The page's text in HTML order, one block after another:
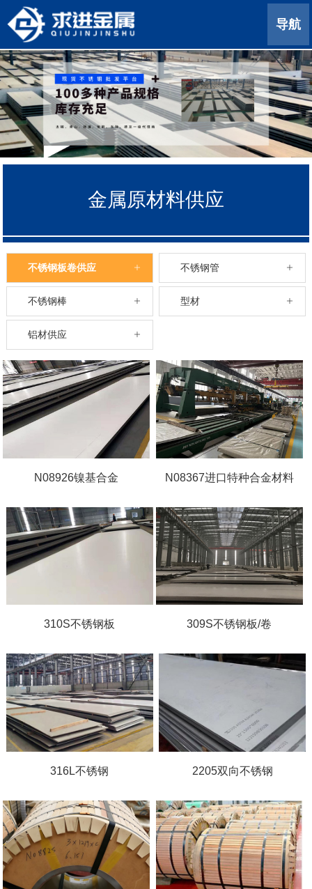
导航
金属原材料供应
不锈钢板卷供应 不锈钢管
不锈钢棒 型材
铝材供应
N08926镍基合金 N08367进口特种合金材料
310S不锈钢板 309S不锈钢板/卷
316L不锈钢 2205双向不锈钢